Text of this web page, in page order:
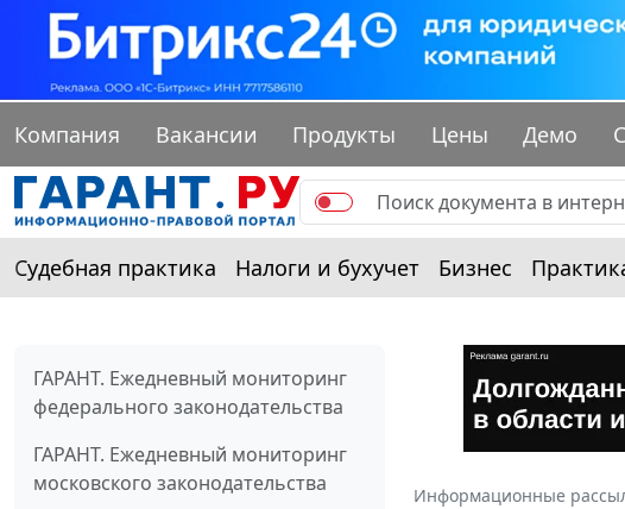
Компания Вакансии Продукты Цены Демо
Судебная практика Налоги и бухучет Бизнес
ГАРАНТ. Ежедневный мониторинг
федерального законодательства
ГАРАНТ. Ежедневный мониторинг
московского законодательства
Информационные